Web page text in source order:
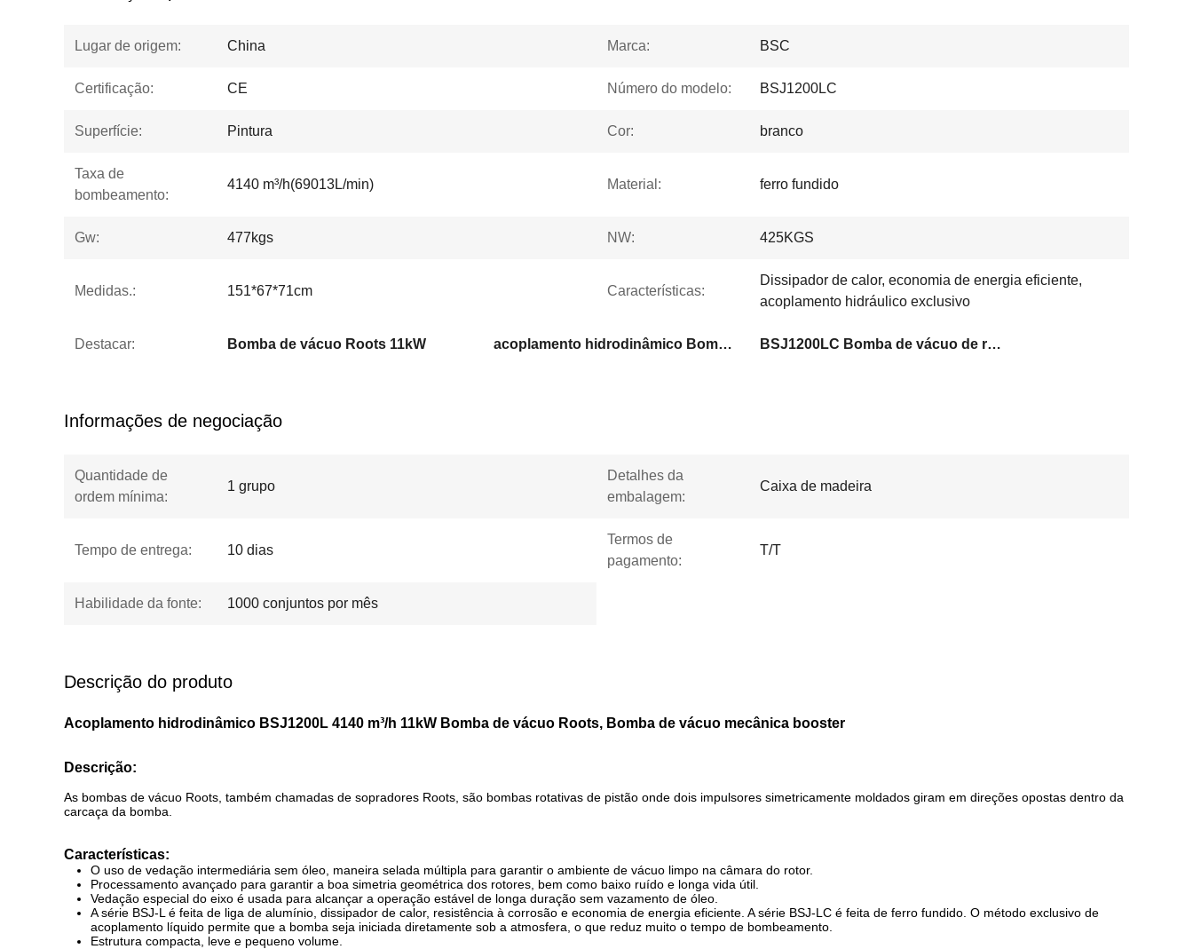
Lugar de origem: China Marca: BSC
Certificação: CE Número do modelo: BSJ1200LC
Superfície: Pintura Cor: branco
Taxa de
bombeamento:
4140 m³/h(69013L/min) Material: ferro fundido
Gw: 477kgs NW: 425KGS
Medidas.: 151*67*71cm Características:
Dissipador de calor, economia de energia eficiente,
acoplamento hidráulico exclusivo
Destacar: Bomba de vácuo Roots 11kW acoplamento hidrodinâmico Bomba de vácuo Roots mecânica BSJ1200LC Bomba de vácuo de reforço Roots
Informações de negociação
Quantidade de
ordem mínima:
1 grupo
Detalhes da
embalagem:
Caixa de madeira
Tempo de entrega: 10 dias
Termos de
pagamento:
T/T
Habilidade da fonte: 1000 conjuntos por mês
Descrição do produto
Acoplamento hidrodinâmico BSJ1200L 4140 m³/h 11kW Bomba de vácuo Roots, Bomba de vácuo mecânica booster
Descrição:
As bombas de vácuo Roots, também chamadas de sopradores Roots, são bombas rotativas de pistão onde dois impulsores simetricamente moldados giram em direções opostas dentro da
carcaça da bomba.
Características:
O uso de vedação intermediária sem óleo, maneira selada múltipla para garantir o ambiente de vácuo limpo na câmara do rotor.
Processamento avançado para garantir a boa simetria geométrica dos rotores, bem como baixo ruído e longa vida útil.
Vedação especial do eixo é usada para alcançar a operação estável de longa duração sem vazamento de óleo.
A série BSJ-L é feita de liga de alumínio, dissipador de calor, resistência à corrosão e economia de energia eficiente. A série BSJ-LC é feita de ferro fundido. O método exclusivo de
acoplamento líquido permite que a bomba seja iniciada diretamente sob a atmosfera, o que reduz muito o tempo de bombeamento.
Estrutura compacta, leve e pequeno volume.